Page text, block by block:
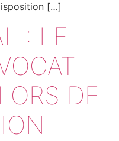
[…]
: LE
DE